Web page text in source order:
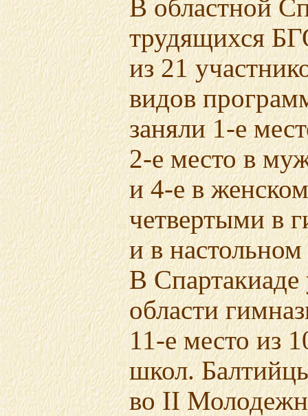
В областной
трудящихся
из 21
видов
заняли1-е
2-е местов
и 4-ев
четвертыми в
и в
В
области
11-е местоиз
школ.
во II